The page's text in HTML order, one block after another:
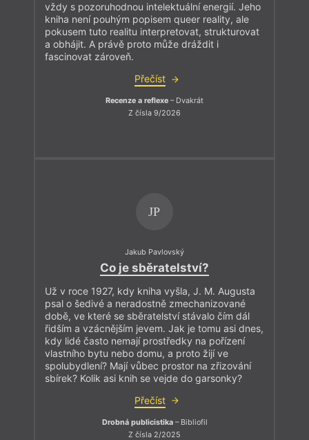
vždy s pozoruhodnou intelektuální energií. Jeho
kniha není pouhým popisem queer reality, ale
pokusem tuto realitu interpretovat, strukturovat
a obhájit. A právě proto může dráždit i
fascinovat zároveň.
Přečíst
Recenze a reflexe – Dvakrát
Z čísla 9/2026
JP
Jakub Pavlovský
Co je sběratelství?
Už v roce 1927, kdy kniha vyšla, J. M. Augusta
psal o šedivé a neradostně zmechanizované
době, ve které se sběratelství stávalo čím dál
řidším a vzácnějším jevem. Jak je tomu asi dnes,
kdy lidé často nemají prostředky na pořízení
vlastního bytu nebo domu, a proto žijí ve
spolubydlení? Mají vůbec prostor na zřizování
sbírek? Kolik asi knih se vejde do garsonky?
Přečíst
Drobná publicistika– Bibliofil
Z čísla 2/2025